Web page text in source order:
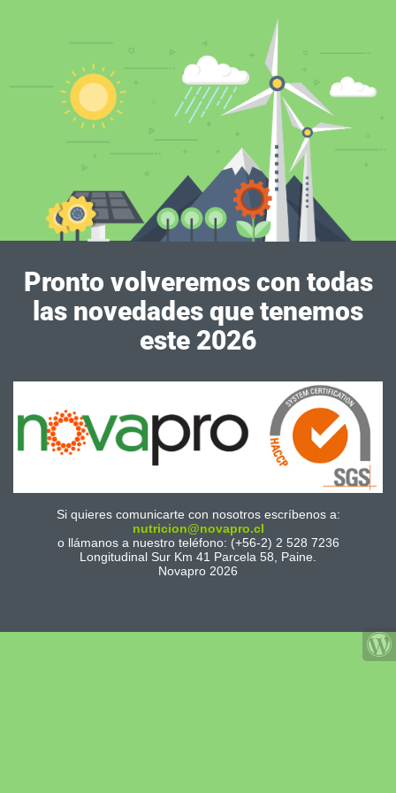
Pronto volveremos con todas
las novedades que tenemos
este 2026
Si quieres comunicarte con nosotros escríbenos a:
nutricion@novapro.cl
o llámanos a nuestro teléfono: (+56-2) 2 528 7236
Longitudinal Sur Km 41 Parcela 58, Paine.
Novapro 2026